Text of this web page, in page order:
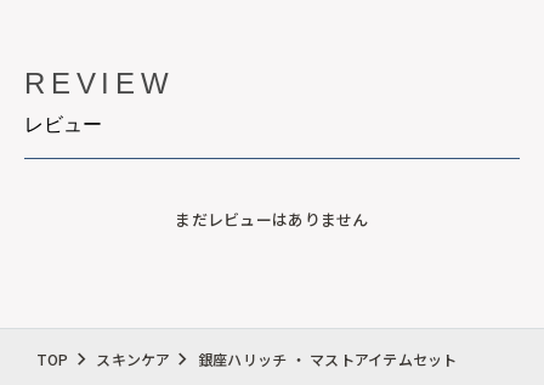
REVIEW
レビュー
まだレビューはありません
TOP スキンケア 銀座ハリッチ ・ マストアイテムセット